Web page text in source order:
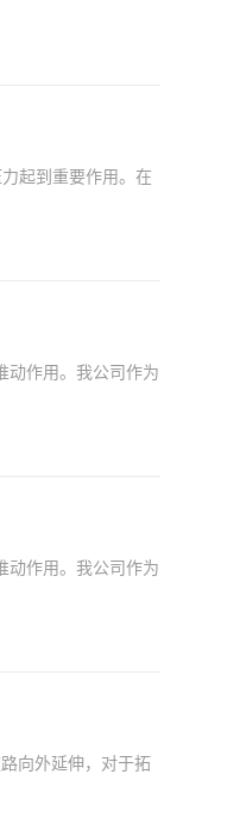
起到重要作用。在
动作用。我公司作为
动作用。我公司作为
向外延伸，对于拓